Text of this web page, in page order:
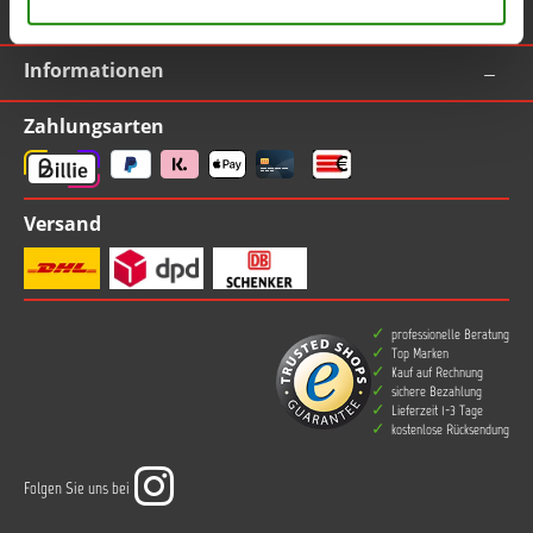
Informationen
Zahlungsarten
Versand
professionelle Beratung
Top Marken
Kauf auf Rechnung
sichere Bezahlung
Lieferzeit 1-3 Tage
kostenlose Rücksendung
Folgen Sie uns bei